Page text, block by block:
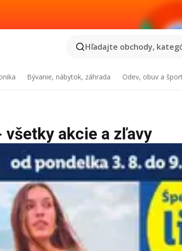
Hľadajte obchody,
Bývanie, nábytok, záhrada Odev, obuv a
všetky akcie a zľavy